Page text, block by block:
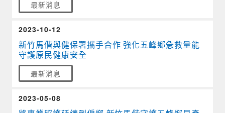
最新消息
新竹馬偕與健保署攜手合作 強化五峰鄉急救量能
守護原民健康安全
最新消息
2023-10-12
2023-05-08